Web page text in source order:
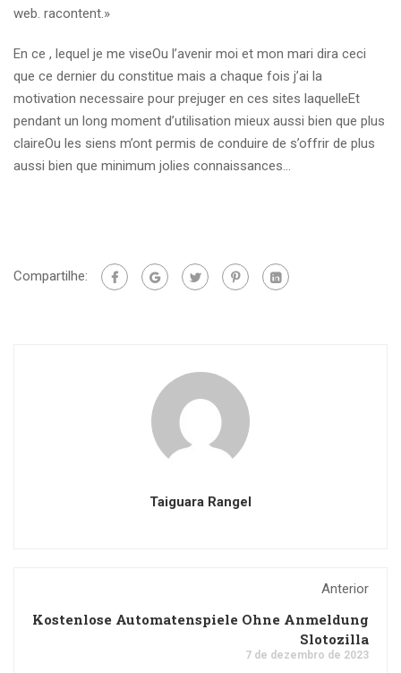
web. racontent.»
En ce , lequel je me viseOu l’avenir moi et mon mari dira ceci
que ce dernier du constitue mais a chaque fois j’ai la
motivation necessaire pour prejuger en ces sites laquelleEt
pendant un long moment d’utilisation mieux aussi bien que plus
claireOu les siens m’ont permis de conduire de s’offrir de plus
aussi bien que minimum jolies connaissances…
Compartilhe:
Taiguara Rangel
Anterior
Kostenlose Automatenspiele Ohne Anmeldung
Slotozilla
7 de dezembro de 2023